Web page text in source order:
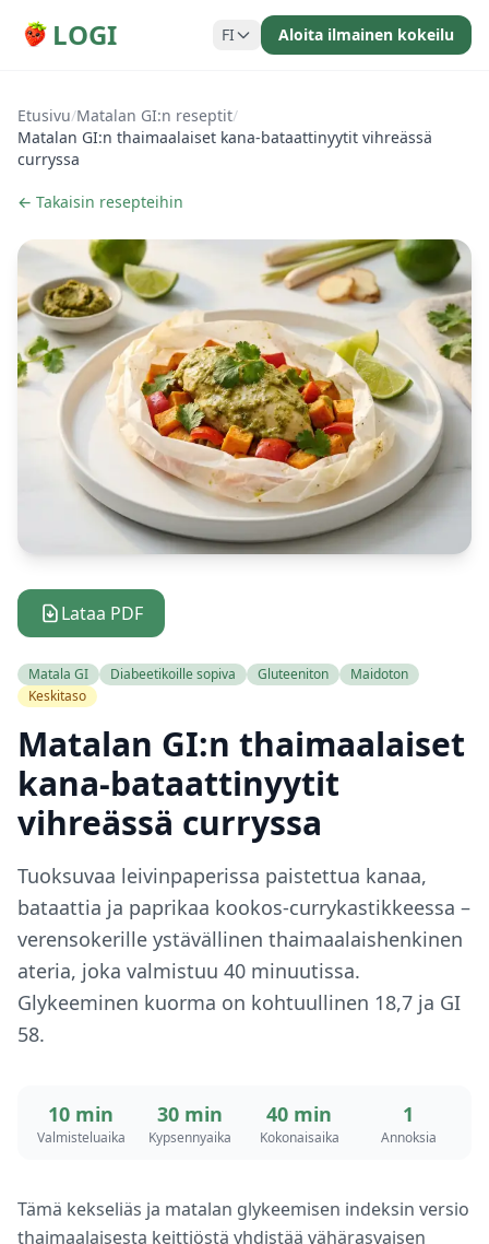
LOGI FI Aloita ilmainen kokeilu
Etusivu/Matalan GI:n reseptit/
Matalan GI:n thaimaalaiset kana-bataattinyytit vihreässä
curryssa
← Takaisin resepteihin
Lataa PDF
Matala GI Diabeetikoille sopiva Gluteeniton
Maidoton
Keskitaso
Matalan GI:n thaimaalaiset
kana-bataattinyytit
vihreässä curryssa
Tuoksuvaa leivinpaperissa paistettua kanaa,
bataattia ja paprikaa kookos-currykastikkeessa –
verensokerille ystävällinen thaimaalaishenkinen
ateria, joka valmistuu 40 minuutissa.
Glykeeminen kuorma on kohtuullinen 18,7 ja GI
58.
10 min
Valmisteluaika
30 min
Kypsennyaika
40 min
Kokonaisaika
1
Annoksia
Tämä kekseliäs ja matalan glykeemisen indeksin versio
thaimaalaisesta keittiöstä yhdistää vähärasvaisen